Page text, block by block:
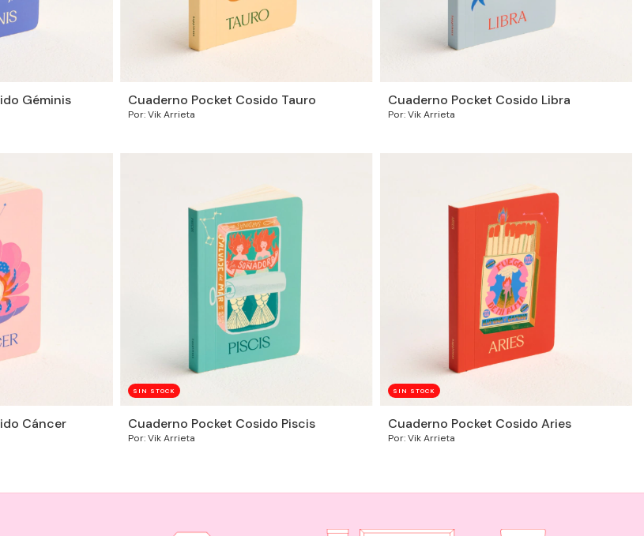
Géminis Cuaderno Pocket Cosido Tauro
Por: Vik Arrieta
Cuaderno Pocket Cosido Libra
Por: Vik Arrieta
Cáncer
SIN STOCK
Cuaderno Pocket Cosido Piscis
Por: Vik Arrieta
SIN STOCK
Cuaderno Pocket Cosido Aries
Por: Vik Arrieta